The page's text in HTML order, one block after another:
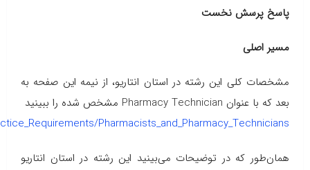
پاسخ پرسش نخست
مسیر اصلی
مشخصات کلی این رشته در استان انتاریو، از نیمه این صفحه به
بعد که با عنوان Pharmacy Technician مشخص شده را ببینید
Pharmacists_and_Pharmacy_Technicians
همان‌طور که در توضیحات می‌بینید این رشته در استان انتاریو